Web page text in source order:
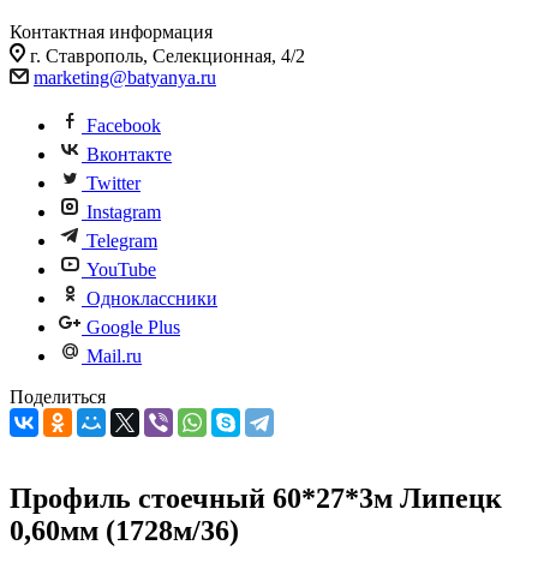
Контактная информация
г. Ставрополь, Селекционная, 4/2
marketing@batyanya.ru
Facebook
Вконтакте
Twitter
Instagram
Telegram
YouTube
Одноклассники
Google Plus
Mail.ru
Поделиться
Профиль стоечный 60*27*3м Липецк
0,60мм (1728м/36)